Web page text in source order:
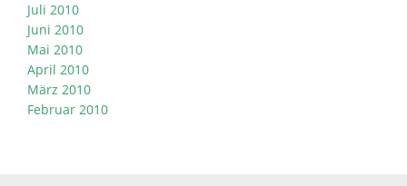
Juli 2010
Juni 2010
Mai 2010
April 2010
März 2010
Februar 2010